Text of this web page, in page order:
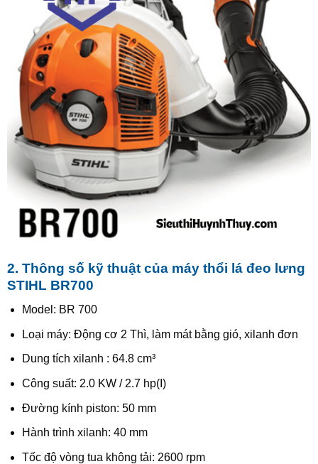
2. Thông số kỹ thuật của máy thổi lá đeo lưng
STIHL BR700
Model: BR 700
Loại máy: Động cơ 2 Thì, làm mát bằng gió, xilanh đơn
Dung tích xilanh : 64.8 cm³
Công suất: 2.0 KW / 2.7 hp(I)
Đường kính piston: 50 mm
Hành trình xilanh: 40 mm
Tốc độ vòng tua không tải: 2600 rpm